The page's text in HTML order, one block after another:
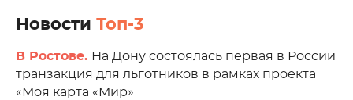
Новости Топ-3
В Ростове. На Дону состоялась первая в России
транзакция для льготников в рамках проекта
«Моя карта «Мир»